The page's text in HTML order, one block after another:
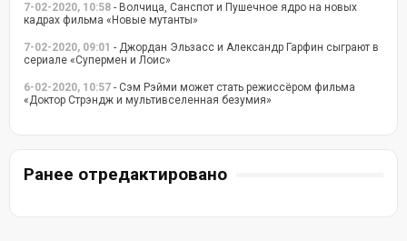
7-02-2020, 10:58 - Волчица, Санспот и Пушечное ядро на новых
кадрах фильма «Новые мутанты»
7-02-2020, 09:01 - Джордан Эльзасс и Александр Гарфин сыграют в
сериале «Супермен и Лоис»
6-02-2020, 10:57 - Сэм Рэйми может стать режиссёром фильма
«Доктор Стрэндж и мультивселенная безумия»
Ранее отредактировано